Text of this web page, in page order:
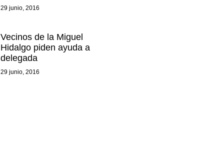
29 junio, 2016
Vecinos de la Miguel
Hidalgo piden ayuda a
delegada
29 junio, 2016